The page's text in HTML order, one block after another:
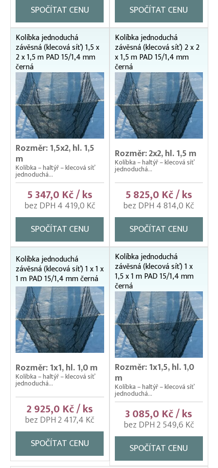
SPOČÍTAT CENU SPOČÍTAT CENU
Kolíbka jednoduchá
závěsná (klecová síť) 1,5 x
2 x 1,5 m PAD 15/1,4 mm
černá
Rozměr: 1,5x2, hl. 1,5
m
Kolíbka – haltýř – klecová síť
jednoduchá...
5 347,0 Kč / ks
bez DPH 4 419,0 Kč
SPOČÍTAT CENU
Kolíbka jednoduchá
závěsná (klecová síť) 2 x 2
x 1,5 m PAD 15/1,4 mm
černá
Rozměr: 2x2, hl. 1,5 m
Kolíbka – haltýř – klecová síť
jednoduchá...
5 825,0 Kč / ks
bez DPH 4 814,0 Kč
SPOČÍTAT CENU
Kolíbka jednoduchá
závěsná (klecová síť) 1 x 1 x
1 m PAD 15/1,4 mm černá
Rozměr: 1x1, hl. 1,0 m
Kolíbka – haltýř – klecová síť
jednoduchá...
2 925,0 Kč / ks
bez DPH 2 417,4 Kč
SPOČÍTAT CENU
Kolíbka jednoduchá
závěsná (klecová síť) 1 x
1,5 x 1 m PAD 15/1,4 mm
černá
Rozměr: 1x1,5, hl. 1,0
m
Kolíbka – haltýř – klecová síť
jednoduchá...
3 085,0 Kč / ks
bez DPH 2 549,6 Kč
SPOČÍTAT CENU